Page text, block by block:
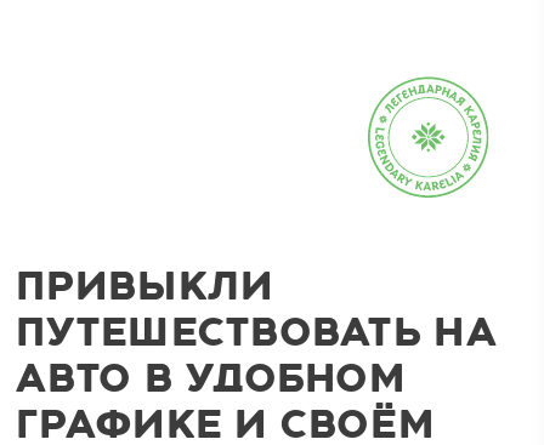
ПРИВЫКЛИ
ПУТЕШЕСТВОВАТЬ НА
АВТО В УДОБНОМ
ГРАФИКЕ И СВОЁМ